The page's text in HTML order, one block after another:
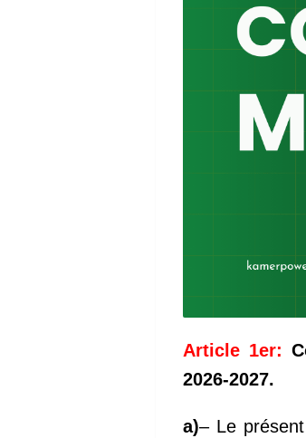
Article 1er:
2026-2027.
a)– Le